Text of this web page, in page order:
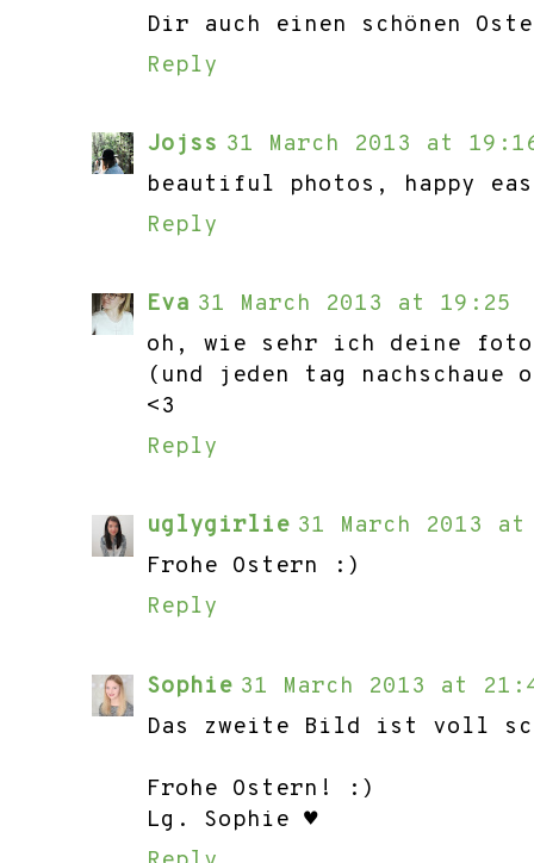
Dir auch einen schönen
Reply
Jojss 31 March 2013 at
beautiful photos, happy
Reply
Eva 31 March 2013 at 19:25
oh, wie sehr ich deine
(und jeden tag nachschaue
<3
Reply
uglygirlie 31 March 2013
Frohe Ostern :)
Reply
Sophie 31 March 2013 at
Das zweite Bild ist voll
Frohe Ostern! :)
Lg. Sophie ♥